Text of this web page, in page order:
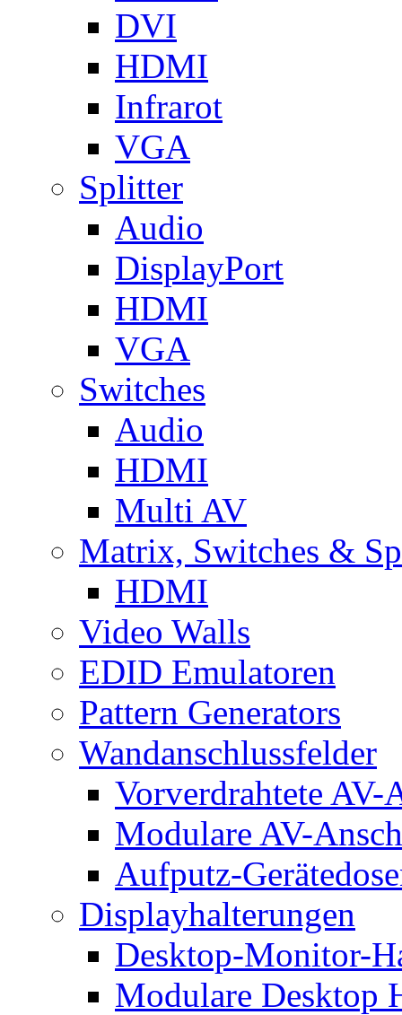
DVI
HDMI
Infrarot
VGA
Splitter
Audio
DisplayPort
HDMI
VGA
Switches
Audio
HDMI
Multi AV
Matrix, Switches &
HDMI
Video Walls
EDID Emulatoren
Pattern Generators
Wandanschlussfelder
Vorverdrahtete AV-
Modulare AV-
Aufputz-
Displayhalterungen
Desktop-Monitor-
Modulare Desktop